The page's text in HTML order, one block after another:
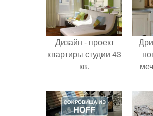
Дизайн - проект
квартиры студии 43
кв.